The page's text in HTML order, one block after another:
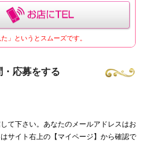
」というとスムーズです。
・応募をする
て下さい。あなたのメールアドレスはお
サイト右上の【マイページ】から確認で